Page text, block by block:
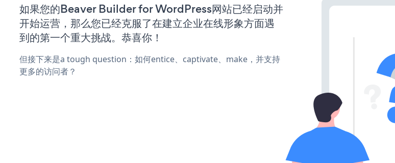
如果您的Beaver Builder for WordPress网站已经启动并
开始运营，那么您已经克服了在建立企业在线形象方面遇
到的第一个重大挑战。恭喜你！
但接下来是a tough question：如何entice、captivate、make，并支持
更多的访问者？